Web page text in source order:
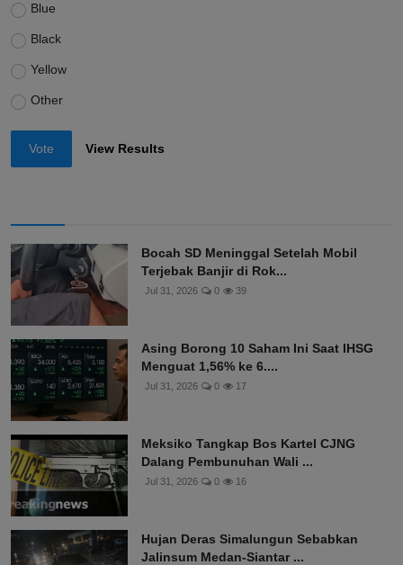
Blue
Black
Yellow
Other
Vote View Results
Bocah SD Meninggal Setelah Mobil
Terjebak Banjir di Rok...
Jul 31, 2026 0 39
Asing Borong 10 Saham Ini Saat IHSG
Menguat 1,56% ke 6....
Jul 31, 2026 0 17
Meksiko Tangkap Bos Kartel CJNG
Dalang Pembunuhan Wali ...
Jul 31, 2026 0 16
Hujan Deras Simalungun Sebabkan
Jalinsum Medan-Siantar ...